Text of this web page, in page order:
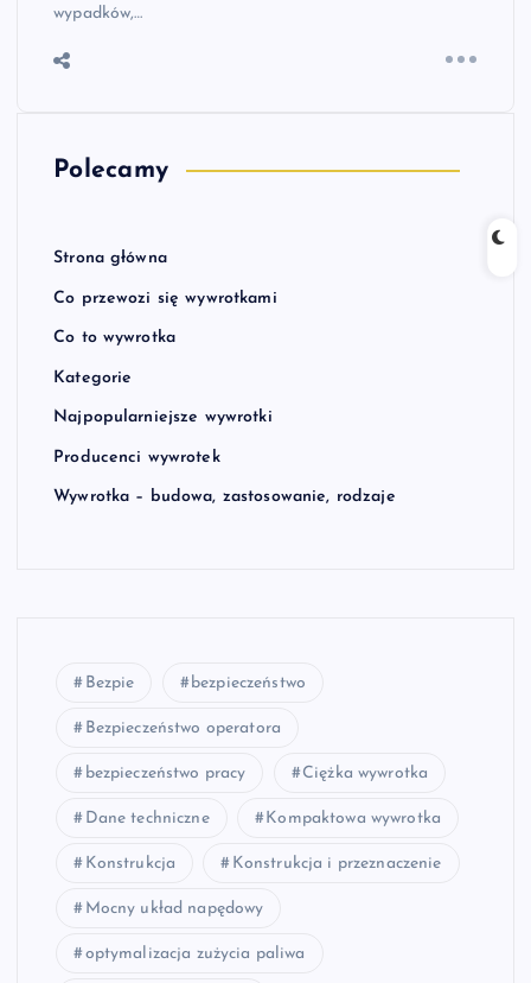
wypadków,…
Polecamy
Strona główna
Co przewozi się wywrotkami
Co to wywrotka
Kategorie
Najpopularniejsze wywrotki
Producenci wywrotek
Wywrotka – budowa, zastosowanie, rodzaje
Bezpie bezpieczeństwo
Bezpieczeństwo operatora
bezpieczeństwo pracy Ciężka wywrotka
Dane techniczne Kompaktowa wywrotka
Konstrukcja Konstrukcja i przeznaczenie
Mocny układ napędowy
optymalizacja zużycia paliwa